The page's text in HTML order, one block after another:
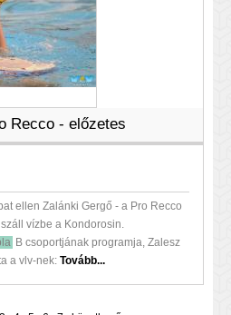
Recco - előzetes
ellen Zalánki Gergő - a Pro Recco
vízbe a Kondorosin.
B csoportjának programja, Zalesz
a vlv-nek: Tovább...